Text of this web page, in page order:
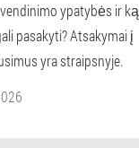
ypatybės ir ką
pasakyti? Atsakymai į
yra straipsnyje.